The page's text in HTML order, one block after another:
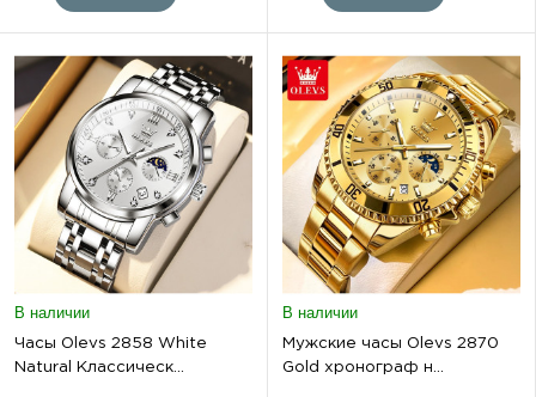
В наличии
Часы Olevs 2858 White
Natural Классическ...
В наличии
Мужские часы Olevs 2870
Gold хронограф н...